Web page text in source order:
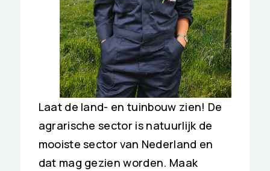
Laat de land- en tuinbouw zien! De
agrarische sector is natuurlijk de
mooiste sector van Nederland en
dat mag gezien worden. Maak